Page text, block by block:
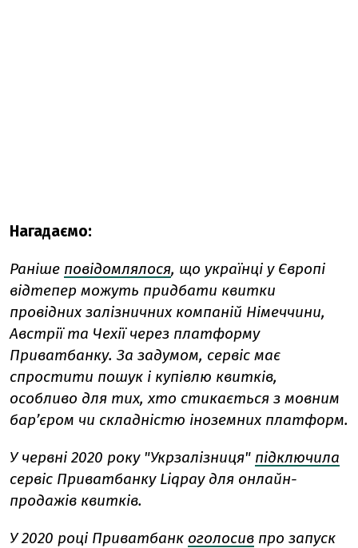
Нагадаємо:
Раніше повідомлялося, що українці у Європі
відтепер можуть придбати квитки
провідних залізничних компаній Німеччини,
Австрії та Чехії через платформу
Приватбанку. За задумом, сервіс має
спростити пошук і купівлю квитків,
особливо для тих, хто стикається з мовним
бар’єром чи складністю іноземних платформ.
У червні 2020 року "Укрзалізниця" підключила
сервіс Приватбанку Liqpay для онлайн-
продажів квитків.
У 2020 році Приватбанк оголосив про запуск